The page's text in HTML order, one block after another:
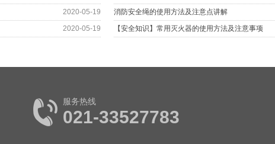
2020-05-19
消防安全绳的使用方法及注意点讲解
2020-05-19
【安全知识】常用灭火器的使用方法及注意事项
服务热线
021-33527783